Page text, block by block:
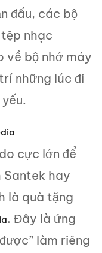
đấu, các bộ
nhạc
về bộ nhớ máy
những lúc đi
cực lớn để
Santek hay
là quà tặng
. Đây là ứng
làm riêng